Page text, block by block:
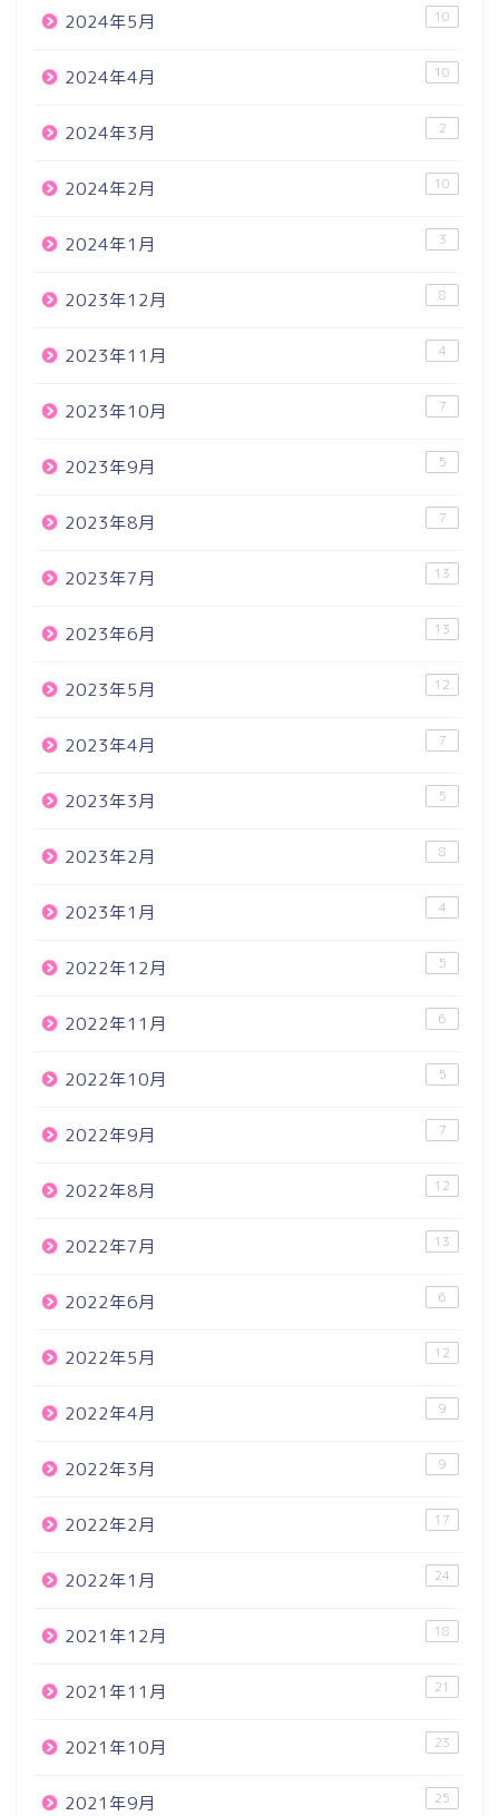
2024年5月 10
2024年4月 10
2024年3月 2
2024年2月 10
2024年1月 3
2023年12月 8
2023年11月 4
2023年10月 7
2023年9月 5
2023年8月 7
2023年7月 13
2023年6月 13
2023年5月 12
2023年4月 7
2023年3月 5
2023年2月 8
2023年1月 4
2022年12月 5
2022年11月 6
2022年10月 5
2022年9月 7
2022年8月 12
2022年7月 13
2022年6月 6
2022年5月 12
2022年4月 9
2022年3月 9
2022年2月 17
2022年1月 24
2021年12月 18
2021年11月 21
2021年10月 23
2021年9月 25